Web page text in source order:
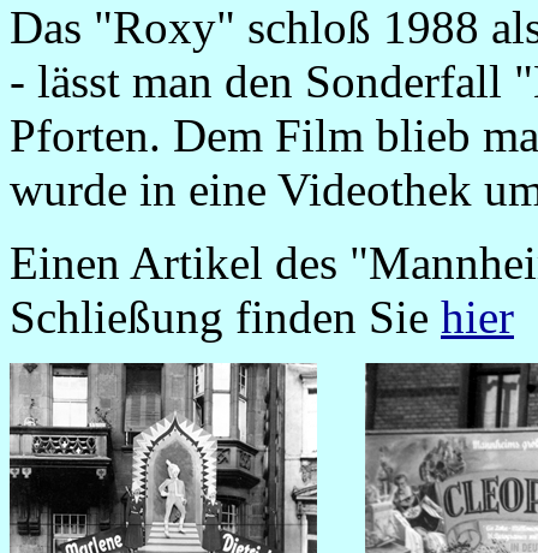
Das "Roxy" schloß 1988
- lässt man den Sonderfall
Pforten. Dem Film blieb
wurde in eine Videothek
Einen Artikel des
Schließung finden Sie hier